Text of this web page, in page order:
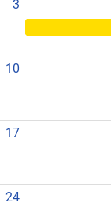
3
10
17
24